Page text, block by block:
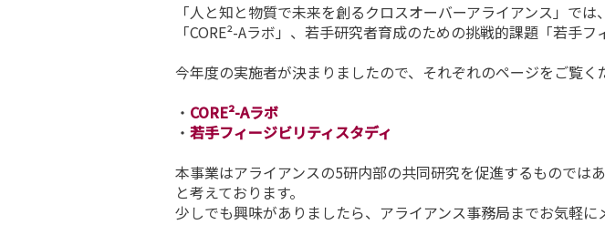
「人と知と物質で未来を創るクロスオーバーアライアンス」で
「CORE²-Aラボ」、若手研究者育成のための挑戦的課題「若手
今年度の実施者が決まりましたので、それぞれのページをご覧く
・ CORE²-Aラボ
・ 若手フィージビリティスタディ
本事業はアライアンスの5研内部の共同研究を促進するもので
と考えております。
少しでも興味がありましたら、アライアンス事務局までお気軽に